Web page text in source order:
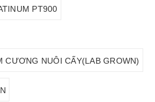
PT900
CƯƠNG NUÔI CẤY(LAB GROWN)